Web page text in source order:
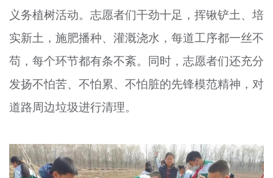
义务植树活动。志愿者们干劲十足，挥锹铲土、培
实新土，施肥播种、灌溉浇水，每道工序都一丝不
苟，每个环节都有条不紊。同时，志愿者们还充分
发扬不怕苦、不怕累、不怕脏的先锋模范精神，对
道路周边垃圾进行清理。